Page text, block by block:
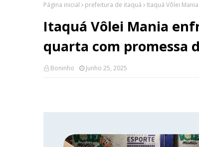
Página inicial prefeitura de itaquá Itaquá Vôlei
Itaquá Vôlei Mania
quarta com promessa
Boninho Junho 25, 2025